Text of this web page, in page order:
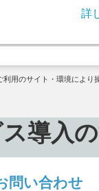
詳
用のサイト・環境により
導入
問い合わせ